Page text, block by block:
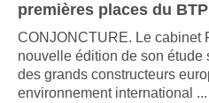
premières places du
CONJONCTURE. Le cabinet
nouvelle édition de son
des grands constructeurs
environnement international ...